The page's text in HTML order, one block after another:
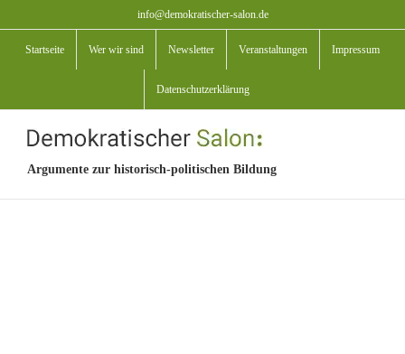
Inhalt
springen
info@demokratischer-salon.de
Startseite Wer wir sind Newsletter Veranstaltungen Impressum
Datenschutzerklärung
Argumente zur historisch-politischen Bildung